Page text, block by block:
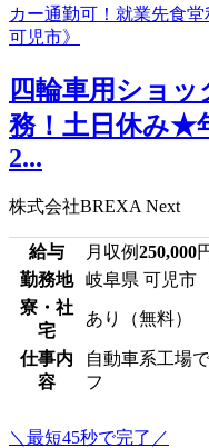
四輪車用ショ
務！土日休み★
2...
株式会社BREXA Next
給与 月収例250,000
勤務地
岐阜県 可児市
寮・社
宅
あり（無料）
仕事内
容
自動車系工場
フ
＼最短45秒で完了／